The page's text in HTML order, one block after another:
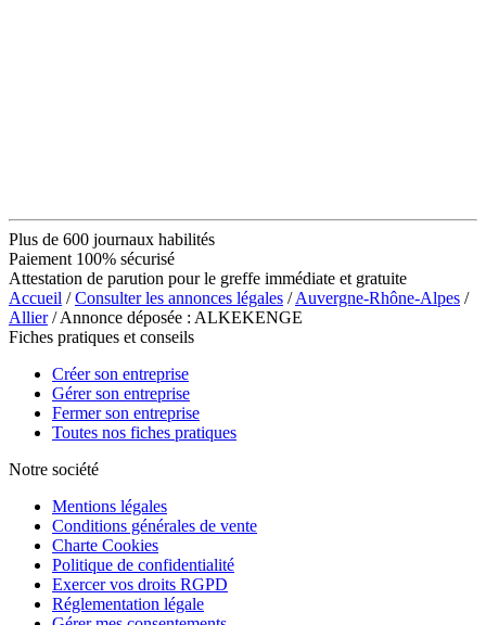
Plus de 600 journaux habilités
Paiement 100% sécurisé
Attestation de parution pour le greffe immédiate et gratuite
Accueil /Consulter les annonces légales /Auvergne-Rhône-Alpes /
Allier/ Annonce déposée : ALKEKENGE
Fiches pratiques et conseils
Créer son entreprise
Gérer son entreprise
Fermer son entreprise
Toutes nos fiches pratiques
Notre société
Mentions légales
Conditions générales de vente
Charte Cookies
Politique de confidentialité
Exercer vos droits RGPD
Réglementation légale